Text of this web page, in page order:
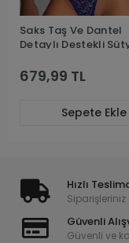
Saks Taş Ve Dantel
Detaylı Destekli
679,99 TL
Sepete Ekle
Hızlı
Siparişleriniz
Güvenli
Güvenli ve